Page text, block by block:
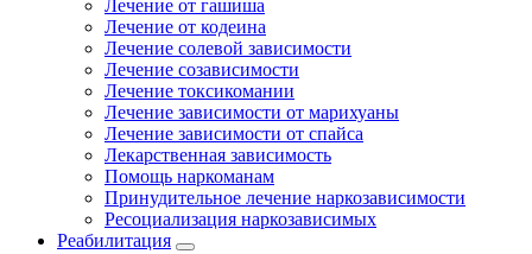
Лечение от гашиша
Лечение от кодеина
Лечение солевой зависимости
Лечение созависимости
Лечение токсикомании
Лечение зависимости от марихуаны
Лечение зависимости от спайса
Лекарственная зависимость
Помощь наркоманам
Принудительное лечение наркозависимости
Ресоциализация наркозависимых
Реабилитация